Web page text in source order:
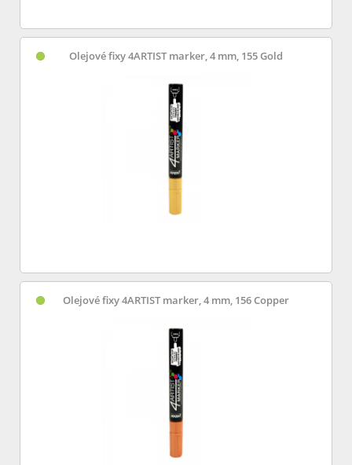
Olejové fixy 4ARTIST marker, 4 mm, 155 Gold
Olejové fixy 4ARTIST marker, 4 mm, 156 Copper